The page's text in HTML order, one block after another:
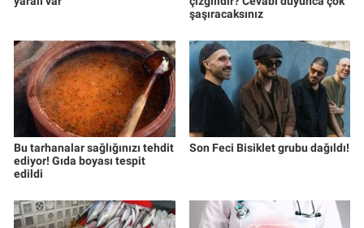
şaşıracaksınız
Bu tarhanalar sağlığınızı tehdit
ediyor! Gıda boyası tespit
edildi
Son Feci Bisiklet grubu dağıldı!